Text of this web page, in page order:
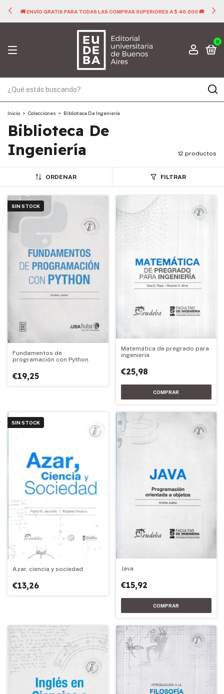
🚚 ENVÍO GRATIS PARA TODAS LAS COMPRAS SUPERIORES A $ 40.000 🚚
0
Inicio > Colecciones > Biblioteca De Ingeniería
Biblioteca De
Ingeniería
12 productos
ORDENAR FILTRAR
SIN STOCK
Fundamentos de
programación con Python
€19,25
Matemática de pregrado para
ingeniería
€25,98
SIN STOCK
Azar, ciencia y sociedad
€13,26
Java
€15,92